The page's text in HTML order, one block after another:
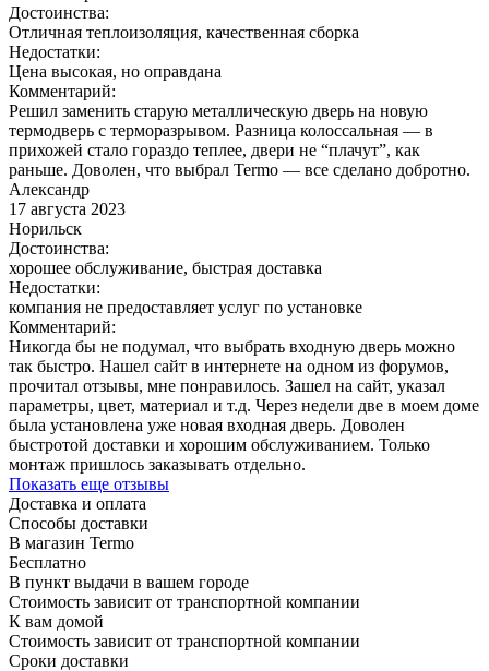
Достоинства:
Отличная теплоизоляция, качественная сборка
Недостатки:
Цена высокая, но оправдана
Комментарий:
Решил заменить старую металлическую дверь на новую
термодверь с терморазрывом. Разница колоссальная — в
прихожей стало гораздо теплее, двери не “плачут”, как
раньше. Доволен, что выбрал Termo — все сделано добротно.
Александр
17 августа 2023
Норильск
Достоинства:
хорошее обслуживание, быстрая доставка
Недостатки:
компания не предоставляет услуг по установке
Комментарий:
Никогда бы не подумал, что выбрать входную дверь можно
так быстро. Нашел сайт в интернете на одном из форумов,
прочитал отзывы, мне понравилось. Зашел на сайт, указал
параметры, цвет, материал и т.д. Через недели две в моем доме
была установлена уже новая входная дверь. Доволен
быстротой доставки и хорошим обслуживанием. Только
монтаж пришлось заказывать отдельно.
Показать еще отзывы
Доставка и оплата
Способы доставки
В магазин Termo
Бесплатно
В пункт выдачи в вашем городе
Стоимость зависит от транспортной компании
К вам домой
Стоимость зависит от транспортной компании
Сроки доставки